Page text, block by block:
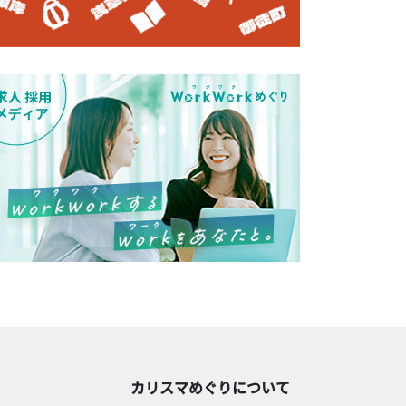
カリスマめぐりについて